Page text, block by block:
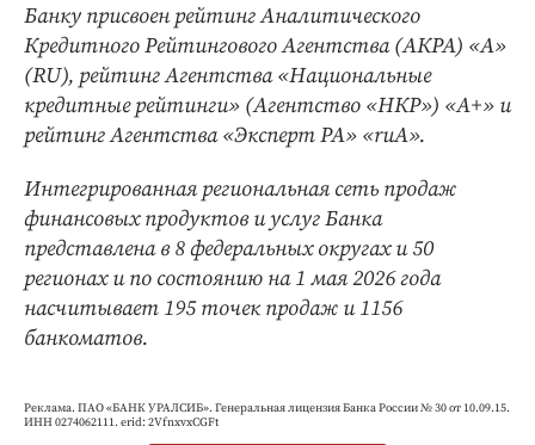
Банку присвоен рейтинг Аналитического
Кредитного Рейтингового Агентства (АКРА) «А»
(RU), рейтинг Агентства «Национальные
кредитные рейтинги» (Агентство «НКР») «А+» и
рейтинг Агентства «Эксперт РА» «ruА».
Интегрированная региональная сеть продаж
финансовых продуктов и услуг Банка
представлена в 8 федеральных округах и 50
регионах и по состоянию на 1 мая 2026 года
насчитывает 195 точек продаж и 1156
банкоматов.
Реклама. ПАО «БАНК УРАЛСИБ». Генеральная лицензия Банка России № 30 от 10.09.15.
ИНН 0274062111. erid: 2VfnxvxCGFt